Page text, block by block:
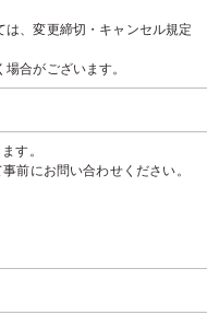
、変更締切・キャンセル規定
合がございます。
す。
前にお問い合わせください。